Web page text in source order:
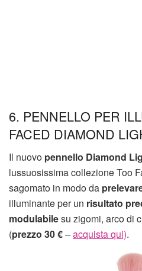
6. PENNELLO PER
FACED DIAMOND
Il nuovo pennello Diamond
lussuosissima collezione Too
sagomato in modo da
illuminante per un risultato
modulabilesu zigomi, arco di
(prezzo 30 €–acquista qui).